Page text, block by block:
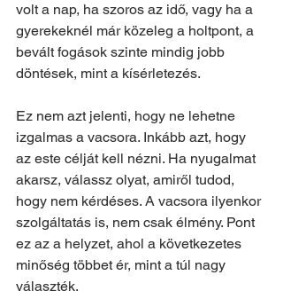
volt a nap, ha szoros az idő, vagy ha a
gyerekeknél már közeleg a holtpont, a
bevált fogások szinte mindig jobb
döntések, mint a kísérletezés.
Ez nem azt jelenti, hogy ne lehetne
izgalmas a vacsora. Inkább azt, hogy
az este célját kell nézni. Ha nyugalmat
akarsz, válassz olyat, amiről tudod,
hogy nem kérdéses. A vacsora ilyenkor
szolgáltatás is, nem csak élmény. Pont
ez az a helyzet, ahol a következetes
minőség többet ér, mint a túl nagy
választék.